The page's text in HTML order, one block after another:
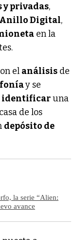
y privadas,
Anillo Digital,
en la
el análisis de
y se
identificaruna
de los
depósito de
la serie “Alien:
avance